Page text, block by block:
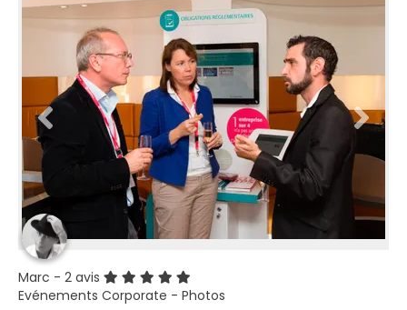
Marc - 2 avis
Evénements Corporate - Photos